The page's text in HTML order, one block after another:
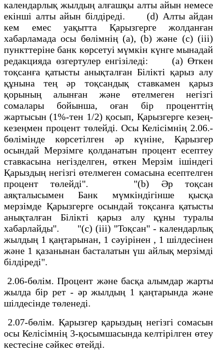
календарлық жылдың алғашқы алты айын немесе
екiншi алты айын бiлдiредi. (d) Алты айдан
кем емес уақытта Қарызгерге жолданған
хабарламада осы бөлiмнiң (а), (b) және (c) (iii)
пункттерiне банк көрсетуi мүмкiн күнге мынадай
редакцияда өзгертулер енгiзiледi: (a) Өткен
тоқсанға қатысты анықталған Бiлiктi қарыз алу
құнына тең әр тоқсандық ставкамен қарыз
қорының алынған және өтелмеген негiзгi
сомалары бойынша, оған бiр проценттiң
жартысын (1%-тен 1/2) қосып, Қарызгерге кезең-
кезеңмен процент төлейдi. Осы Келiсiмнiң 2.06.-
бөлiмiнде көрсетiлген әр күнiне, Қарызгер
осындай Мерзiмге қолданатын процент есептеу
ставкасына негiзделген, өткен Мерзiм iшiндегi
Қарыздың негiзгi өтелмеген сомасына есептелген
процент төлейдi". "(b) Әр тоқсан
аяқталысымен Банк мүмкiндiгiнше қысқа
мерзiмде Қарызгерге осындай тоқсанға қатысты
анықталған Бiлiктi қарыз алу құны туралы
хабарлайды". "(c) (iii) "Тоқсан" - календарлық
жылдың 1 қаңтарынан, 1 сәуiрiнен , 1 шiлдесiнен
және 1 қазанынан басталатын үш айлық мерзiмдi
бiлдiредi".
2.06-бөлiм. Процент және басқа алымдар жарты
жылда бiр рет - әр жылдың 1 қаңтарында және
шiлдесiнде төленедi.
2.07-бөлiм. Қарызгер қарыздың негiзгi сомасын
осы Келiсiмнiң 3-қосымшасында келтiрiлген өтеу
кестесiне сәйкес өтейдi.